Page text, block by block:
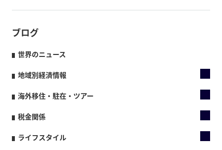
ブログ
世界のニュース
地域別経済情報
海外移住・駐在・ツアー
税金関係
ライフスタイル